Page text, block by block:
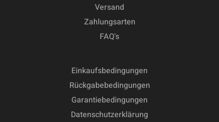
Versand
Zahlungsarten
FAQ's
Einkaufsbedingungen
Rückgabebedingungen
Garantiebedingungen
Datenschutzerklärung